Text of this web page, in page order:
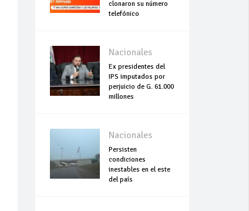
clonaron su número
telefónico
Nacionales
Ex presidentes del
IPS imputados por
perjuicio de G. 61.000
millones
Nacionales
Persisten
condiciones
inestables en el este
del país